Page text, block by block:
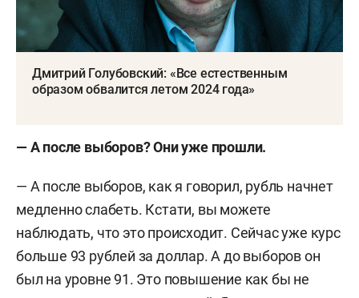
Дмитрий Голубовский: «Все естественным
образом обвалится летом 2024 года»
— А после выборов? Они уже прошли.
— А после выборов, как я говорил, рубль начнет
медленно слабеть. Кстати, вы можете
наблюдать, что это происходит. Сейчас уже курс
больше 93 рублей за доллар. А до выборов он
был на уровне 91. Это повышение как бы не